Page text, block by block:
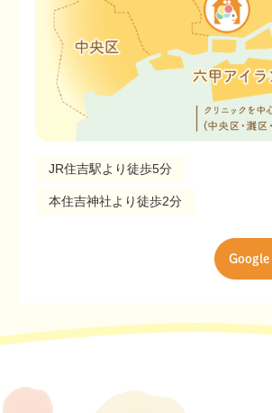
JR住吉駅より徒歩5分
本住吉神社より徒歩2分